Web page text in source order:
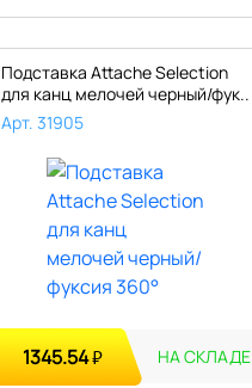
Подставка Attache Selection
для канц мелочей черный/фук..
Арт. 31905
1345.54₽ НА СКЛАДЕ